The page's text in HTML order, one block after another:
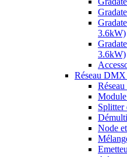
3.6kW)
3.6kW)
Réseau
Splitter
Node